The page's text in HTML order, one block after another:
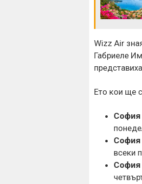
Wizz Air
Габриеле
Ето кои ще
София
София
всеки
София